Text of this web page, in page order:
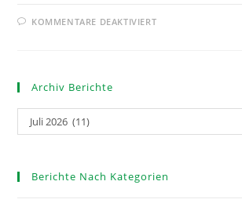
KOMMENTARE DEAKTIVIERT
Archiv Berichte
Juli 2026 (11)
Berichte Nach Kategorien